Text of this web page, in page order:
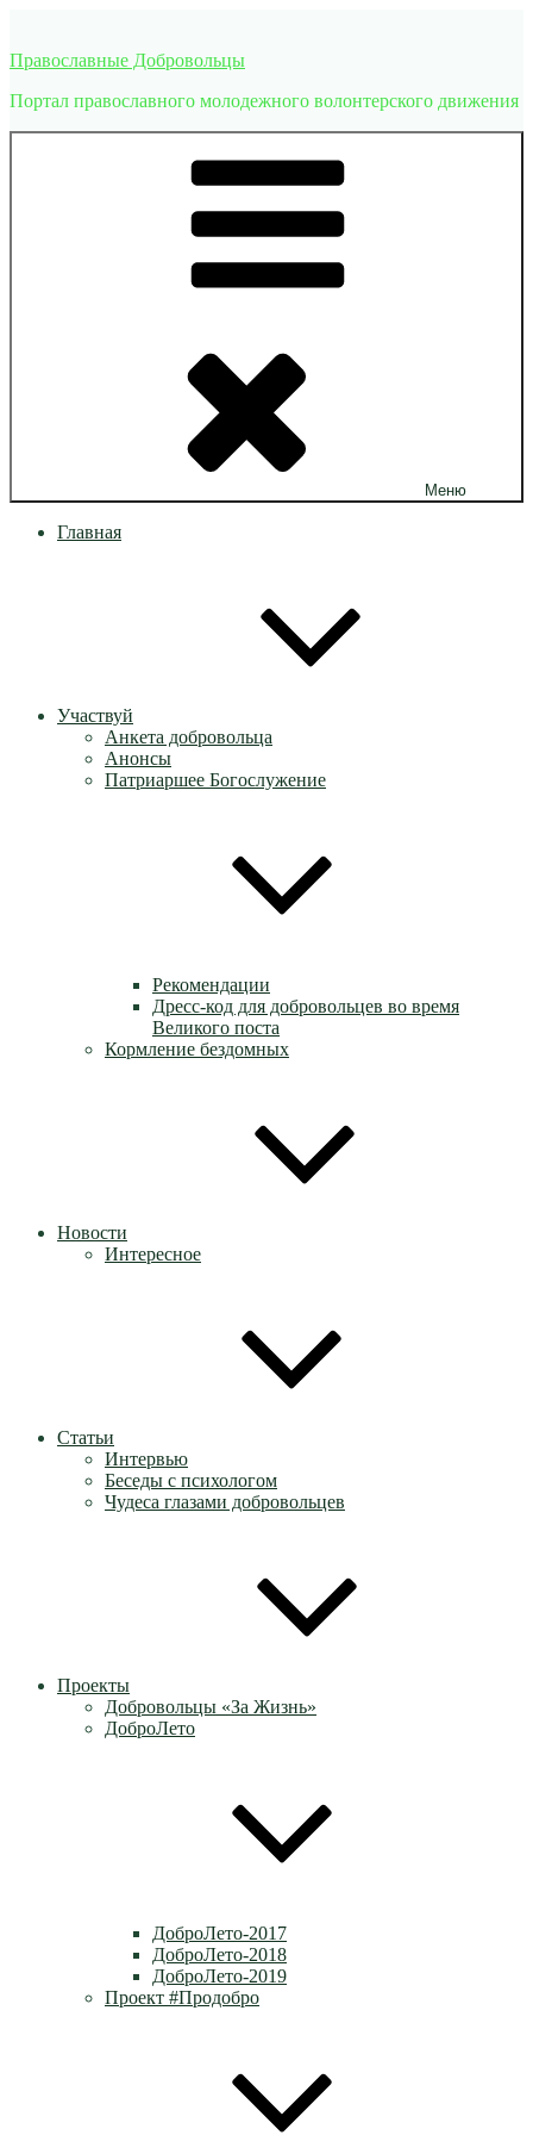
содержимому
Православные Добровольцы
Портал православного молодежного волонтерского движения
Меню
Главная
Участвуй
Анкета добровольца
Анонсы
Патриаршее Богослужение
Рекомендации
Дресс-код для добровольцев во время
Великого поста
Кормление бездомных
Новости
Интересное
Статьи
Интервью
Беседы с психологом
Чудеса глазами добровольцев
Проекты
Добровольцы «За Жизнь»
ДоброЛето
ДоброЛето-2017
ДоброЛето-2018
ДоброЛето-2019
Проект #Продобро